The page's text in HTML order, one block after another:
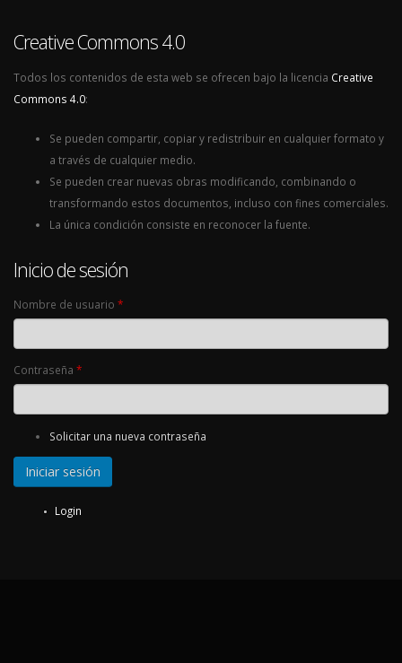
Creative Commons 4.0
Todos los contenidos de esta web se ofrecen bajo la licencia Creative
Commons 4.0:
Se pueden compartir, copiar y redistribuir en cualquier formato y
a través de cualquier medio.
Se pueden crear nuevas obras modificando, combinando o
transformando estos documentos, incluso con fines comerciales.
La única condición consiste en reconocer la fuente.
Inicio de sesión
Nombre de usuario *
Contraseña *
Solicitar una nueva contraseña
Login